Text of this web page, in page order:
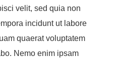
velit, sed quia non
incidunt ut labore
quaerat voluptatem
Nemo enim ipsam